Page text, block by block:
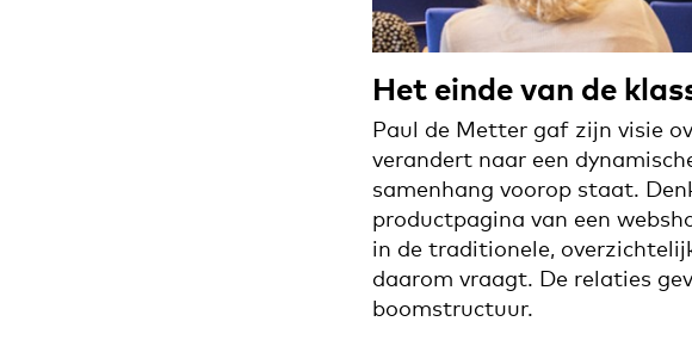
Het einde van de
Paul de Metter gaf zijn visie
verandert naar een
samenhang voorop staat.
productpagina van een
in de traditionele,
daarom vraagt. De relaties
boomstructuur.